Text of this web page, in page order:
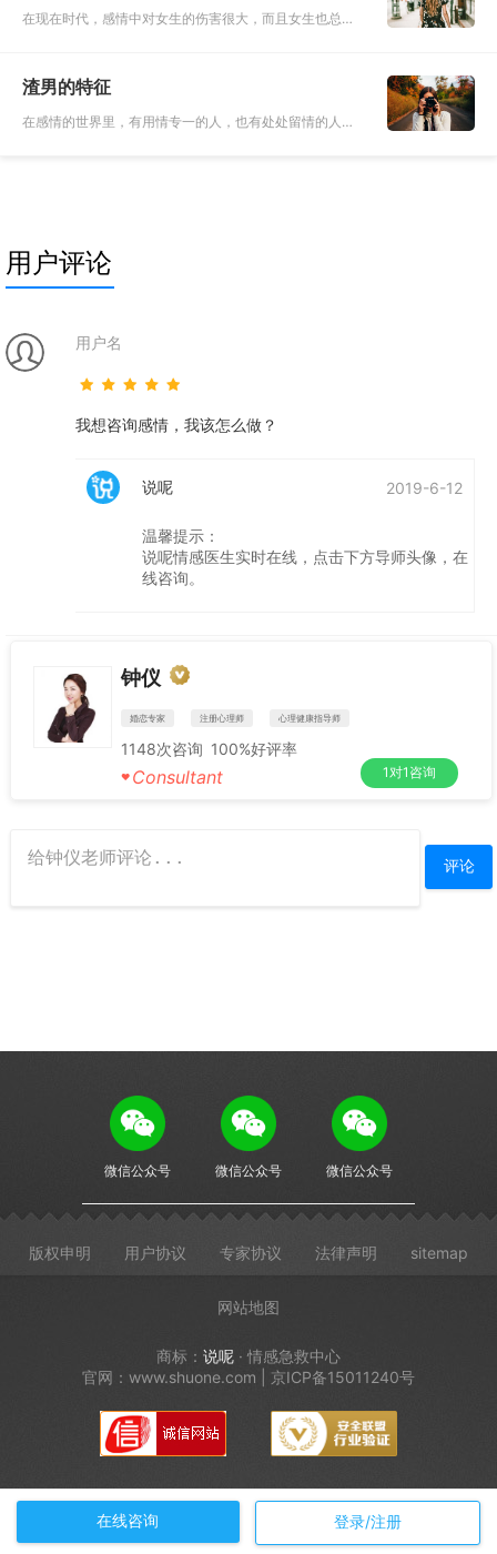
在现在时代，感情中对女生的伤害很大，而且女生也总是
措，到了自己身上就像
渣男的特征
在感情的世界里，有用情专一的人，也有处处留情的人，
用户评论
用户名
我想咨询感情，我该怎么做？
说呢 2019-6-12
温馨提示：
说呢情感医生实时在线，点击下方导师头像，在
线咨询。
钟仪
婚恋专家 注册心理师 心理健康指导师
1148次咨询 100%好评率
♥ Consultant 1对1咨询
微信公众号 微信公众号 微信公众号
版权申明 用户协议 专家协议 法律声明 sitemap
网站地图
商标： 说呢 · 情感急救中心
官网：www.shuone.com | 京ICP备15011240号
在线咨询 登录/注册